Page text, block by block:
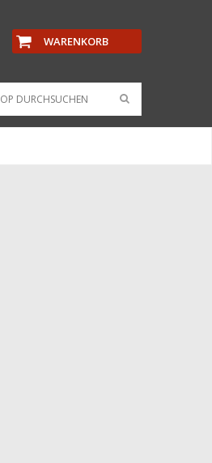
WARENKORB